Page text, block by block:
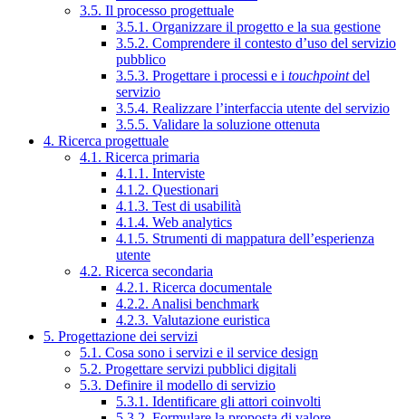
3.5. Il processo progettuale
3.5.1. Organizzare il progetto e la sua gestione
3.5.2. Comprendere il contesto d’uso del servizio
pubblico
3.5.3. Progettare i processi e i touchpointdel
servizio
3.5.4. Realizzare l’interfaccia utente del servizio
3.5.5. Validare la soluzione ottenuta
4. Ricerca progettuale
4.1. Ricerca primaria
4.1.1. Interviste
4.1.2. Questionari
4.1.3. Test di usabilità
4.1.4. Web analytics
4.1.5. Strumenti di mappatura dell’esperienza
utente
4.2. Ricerca secondaria
4.2.1. Ricerca documentale
4.2.2. Analisi benchmark
4.2.3. Valutazione euristica
5. Progettazione dei servizi
5.1. Cosa sono i servizi e il service design
5.2. Progettare servizi pubblici digitali
5.3. Definire il modello di servizio
5.3.1. Identificare gli attori coinvolti